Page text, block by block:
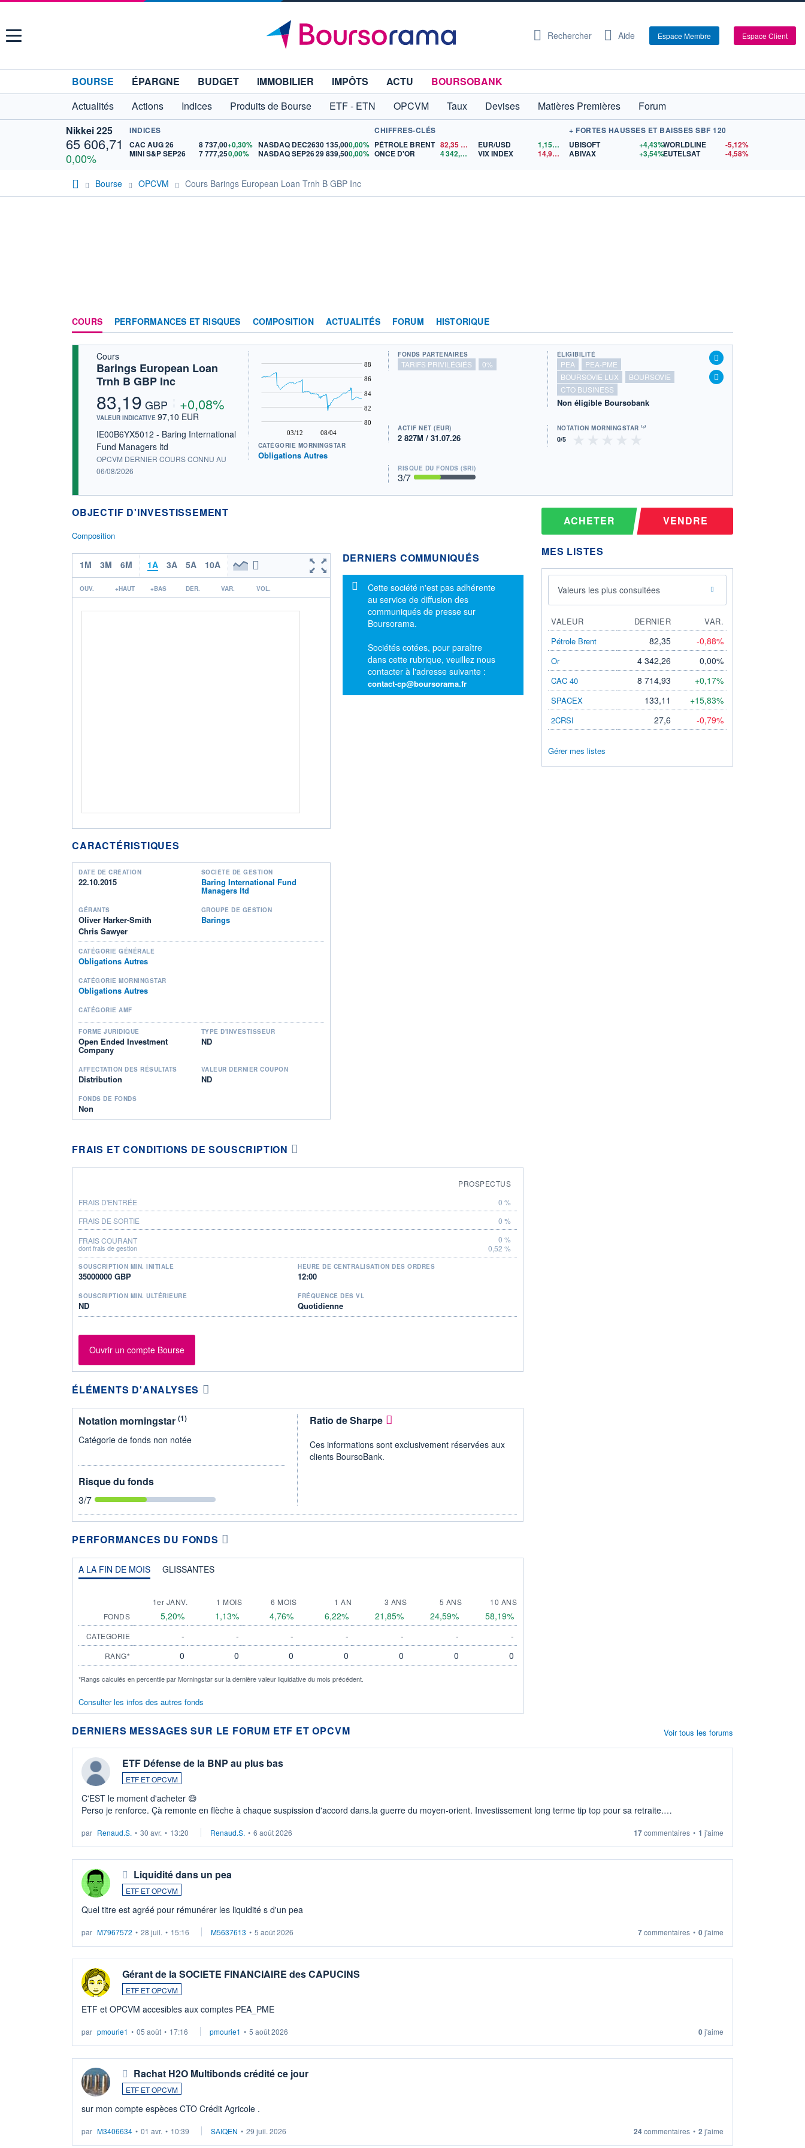
Menu Rechercher Aide Espace Membre Espace Client
BOURSE ÉPARGNE BUDGET IMMOBILIER IMPÔTS ACTU
BOURSOBANK
Actualités
Actions Indices Produits de Bourse ETF - ETN OPCVM Taux Devises Matières Premières
Forum
Nikkei 225
65 606,71
0,00%
INDICES
CAC AUG 26
8 737,00+0,30%
MINI S&P SEP26
7 777,250,00%
NASDAQ DEC2630 135,000,00%
NASDAQ SEP2629 839,500,00%
CHIFFRES-CLÉS
PÉTROLE BRENT 82,35
ONCE D'OR
4 342,26 $US
EUR/USD 1,1559
$US
VIX INDEX
14,90$US
+ FORTES HAUSSES ET BAISSES SBF 120
UBISOFT
+4,43%
ABIVAX
+3,54%
WORLDLINE
-5,12%
EUTELSAT
-4,58%
Bourse OPCVM Cours Barings European Loan Trnh B GBP Inc
COURS PERFORMANCES ET RISQUES COMPOSITION ACTUALITÉS FORUM HISTORIQUE
Cours
Barings European Loan
Trnh B GBP Inc
83,19 GBP +0,08%
VALEUR INDICATIVE 97,10 EUR
IE00B6YX5012 - Baring International
Fund Managers ltd
OPCVM DERNIER COURS CONNU AU
06/08/2026
03/12 08/04
80
82
84
86
88
CATÉGORIE MORNINGSTAR
Obligations Autres
FONDS PARTENAIRES
TARIFS PRIVILÉGIÉS 0%
ÉLIGIBILITÉ
PEA
PEA-PME
BOURSOVIE LUX
BOURSOVIE
CTO BUSINESS
Non éligible Boursobank
ACTIF NET (EUR)
2 827M / 31.07.26
NOTATION MORNINGSTAR ⁽¹⁾
RISQUE DU FONDS (SRI)
3/7
OBJECTIF D'INVESTISSEMENT
Composition
1M 3M 6M 1A 3A 5A 10A
OUV. +HAUT +BAS DER. VAR. VOL.
CARACTÉRISTIQUES
DATE DE CRÉATION
22.10.2015
SOCIÉTÉ DE GESTION
Baring International Fund
Managers ltd
GÉRANTS
Oliver Harker-Smith
Chris Sawyer
GROUPE DE GESTION
Barings
CATÉGORIE GÉNÉRALE
Obligations Autres
CATÉGORIE MORNINGSTAR
Obligations Autres
CATÉGORIE AMF
FORME JURIDIQUE
Open Ended Investment
Company
TYPE D'INVESTISSEUR
ND
AFFECTATION DES RÉSULTATS
Distribution
VALEUR DERNIER COUPON
ND
FONDS DE FONDS
Non
DERNIERS COMMUNIQUÉS
Message d'information
Cette société n'est pas adhérente
au service de diffusion des
communiqués de presse sur
Boursorama.
Sociétés cotées, pour paraître
dans cette rubrique, veuillez nous
contacter à l'adresse suivante :
contact-cp@boursorama.fr
FRAIS ET CONDITIONS DE SOUSCRIPTION
PROSPECTUS
FRAIS D'ENTRÉE
0 %
FRAIS DE SORTIE
0 %
FRAIS COURANT
dont frais de gestion
0 %
0,52 %
SOUSCRIPTION MIN. INITIALE
35000000 GBP
HEURE DE CENTRALISATION DES ORDRES
12:00
SOUSCRIPTION MIN. ULTÉRIEURE
ND
FRÉQUENCE DES VL
Quotidienne
Ouvrir un compte Bourse
ÉLÉMENTS D'ANALYSES
Notation morningstar (1)
Catégorie de fonds non notée
Risque du fonds
3/7
Ratio de Sharpe
Ces informations sont exclusivement réservées aux
clients BoursoBank.
PERFORMANCES DU FONDS
A LA FIN DE MOIS GLISSANTES
1er JANV. 1 MOIS 6 MOIS 1 AN 3 ANS 5 ANS
10 ANS
FONDS
5,20% 1,13% 4,76% 6,22% 21,85% 24,59% 58,19%
CATEGORIE - - - - - - -
RANG* 0 0 0 0 0 0 0
*Rangs calculés en percentile par Morningstar sur la dernière valeur liquidative du mois précédent.
Consulter les infos des autres fonds
ACHETER VENDRE
MES LISTES
Valeurs les plus consultées
VALEUR DERNIER
VAR.
Pétrole Brent
82,35 -0,88%
Or 4 342,26 0,00%
CAC 40 8 714,93 +0,17%
SPACEX 133,11 +15,83%
2CRSI 27,6 -0,79%
Gérer mes listes
DERNIERS MESSAGES SUR LE FORUM ETF ET OPCVM
ETF Défense de la BNP au plus bas
ETF ET OPCVM
C'EST le moment d'acheter 😄​
Perso je renforce. Çà remonte en flèche à chaque suspission d'accord dans.la guerre du moyen-orient. Investissement long terme tip top pour sa retraite.
par Renaud.S. • 30 avr. • 13:20 Renaud.S. • 6 août 2026 17commentaires • 1 j'aime
Liquidité dans un pea
ETF ET OPCVM
Quel titre est agréé pour rémunérer les liquidité s d'un pea
par M7967572 • 28 juil. • 15:16 M5637613 • 5 août 2026 7commentaires • 0j'aime
Gérant de la SOCIETE FINANCIAIRE des CAPUCINS
ETF ET OPCVM
ETF et OPCVM accesibles aux comptes PEA_PME
par pmourie1 • 05 août • 17:16 pmourie1 • 5 août 2026 0j'aime
Rachat H2O Multibonds crédité ce jour
ETF ET OPCVM
sur mon compte espèces CTO Crédit Agricole .
par M3406634 • 01 avr. • 10:39 SAIQEN • 29 juil. 2026 24commentaires • 2 j'aime
Voir tous les forums